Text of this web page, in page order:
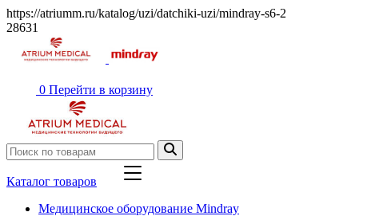
https://atriumm.ru/katalog/uzi/datchiki-uzi/mindray-s6-2
28631
0 Перейти в корзину
Каталог товаров
Медицинское оборудование Mindray